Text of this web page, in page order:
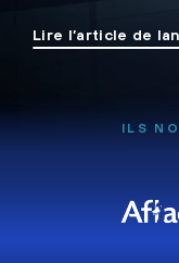
Lire l’article de
ILS